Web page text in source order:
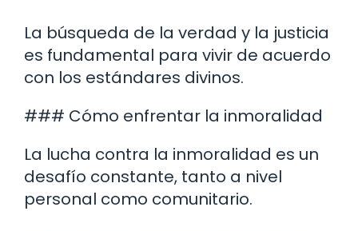
La búsqueda de la verdad y la justicia
es fundamental para vivir de acuerdo
con los estándares divinos.
### Cómo enfrentar la inmoralidad
La lucha contra la inmoralidad es un
desafío constante, tanto a nivel
personal como comunitario.